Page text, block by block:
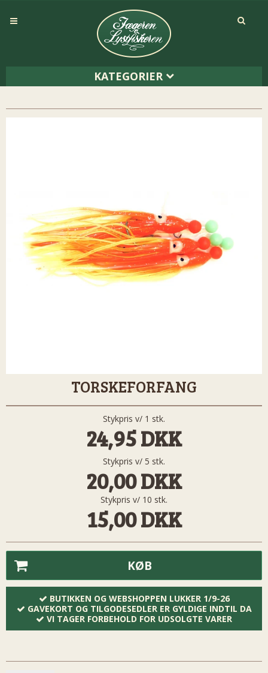
KATEGORIER
TORSKEFORFANG
Stykpris v/ 1 stk.
24,95 DKK
Stykpris v/ 5 stk.
20,00 DKK
Stykpris v/ 10 stk.
15,00 DKK
KØB
BUTIKKEN OG WEBSHOPPEN LUKKER 1/9-26
GAVEKORT OG TILGODESEDLER ER GYLDIGE INDTIL DA
VI TAGER FORBEHOLD FOR UDSOLGTE VARER